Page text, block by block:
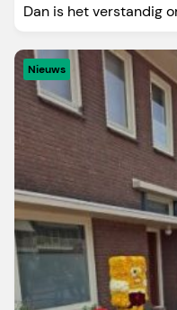
Dan is het verstandig
Nieuws